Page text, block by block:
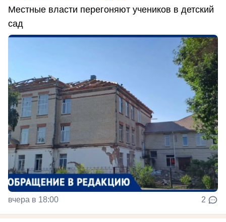
Местные власти перегоняют учеников в детский
сад
вчера в 18:00 2